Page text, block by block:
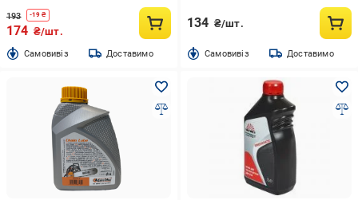
193 -19 ₴
174 ₴/шт.
Cамовивіз Доставимо
134 ₴/шт.
Cамовивіз Доставимо